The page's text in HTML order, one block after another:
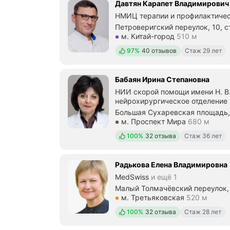
Давтян Карапет Владимирович
НМИЦ терапии и
Петроверигский переулок, 10,
Метро м. Китай-город
м. Китай-город 510 м
Положительных отзывов
97% 40 отзывов Стаж 29 лет
Бабаян Ирина Степановна
НИИ скорой помощи имени Н.
нейрохирургическое
Большая Сухаревская
Метро м. Проспект Мира
м. Проспект Мира 680 м
Положительных отзывов
100% 32 отзыва Стаж 36 лет
Радькова Елена Владимировна
MedSwiss и ещё 1
Малый Толмачёвский
Метро м. Третьяковская
м. Третьяковская 520 м
Положительных отзывов
100% 32 отзыва Стаж 28 лет